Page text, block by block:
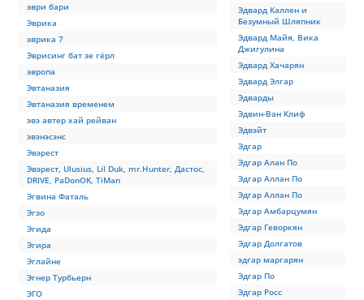
эври бари
Эврика
эврика 7
Эврисинг бат зе гёрл
эвропа
Эвтаназия
Эвтаназия временем
эвэ автер хай рейван
эвэнэсэнс
Эвэрест
Эвэрест, Ulusius, Lil Duk, mr.Hunter, Дастос,
DRIVE, PaDonOK, TiMan
Эгвина Фаталь
Эгзо
Эгида
Эгира
Эглайне
Эгнер Турбьерн
ЭГО
Эдвард Каллен и
Безумный Шляпник
Эдвард Майя, Вика
Джигулина
Эдвард Хачарян
Эдвард Элгар
Эдварды
Эдвин-Ван Клиф
Эдвэйт
Эдгар
Эдгар Алан По
Эдгар Аллан По
Эдгар Аллан По
Эдгар Амбарцумян
Эдгар Геворкян
Эдгар Долгатов
эдгар маргарян
Эдгар По
Эдгар Росс